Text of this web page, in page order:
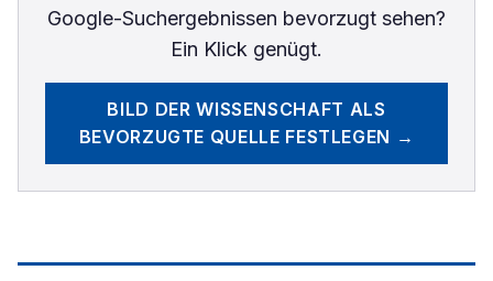
Google-Suchergebnissen bevorzugt sehen?
Ein Klick genügt.
BILD DER WISSENSCHAFT ALS
BEVORZUGTE QUELLE FESTLEGEN →